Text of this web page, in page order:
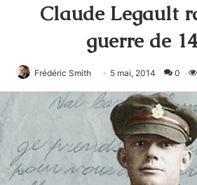
Claude Legault
guerre de
Frédéric Smith 5 mai, 2014 0